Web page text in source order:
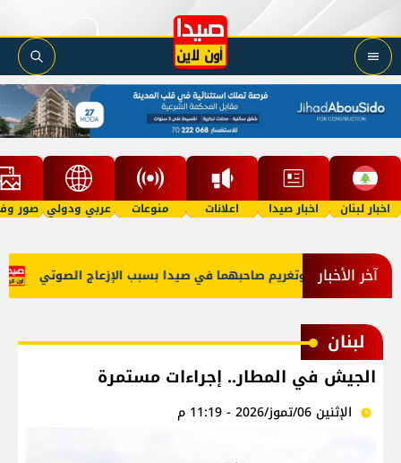
اخبار لبنان اخبار صيدا اعلانات منوعات عربي ودولي صور
آخر الأخبار
'توكتوك' وتغريم صاحبهما في صيدا بسبب الإزعاج الصوتي
لبنان
الجيش في المطار.. إجراءات مستمرة
الإثنين 06/تموز/2026 - 11:19 م